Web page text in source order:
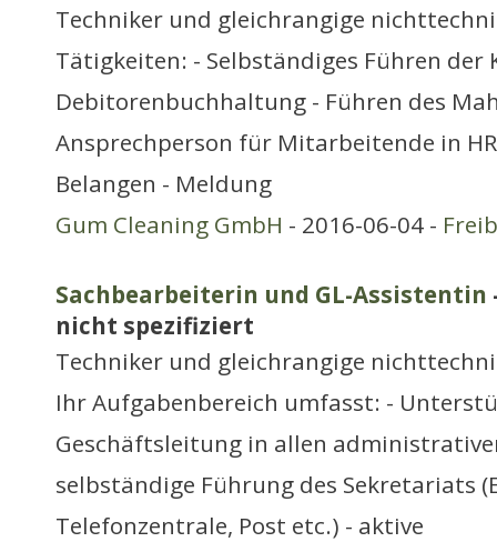
Techniker und gleichrangige
Tätigkeiten: - Selbständiges Führen der
Debitorenbuchhaltung - Führen des
Ansprechperson für Mitarbeitende in
Belangen - Meldung
Gum Cleaning GmbH - 2016-06-04 -
Sachbearbeiterin und GL-Assistentin
nicht spezifiziert
Techniker und gleichrangige
Ihr Aufgabenbereich umfasst: -
Geschäftsleitung in allen
selbständige Führung des Sekretariats
Telefonzentrale, Post etc.) - aktive